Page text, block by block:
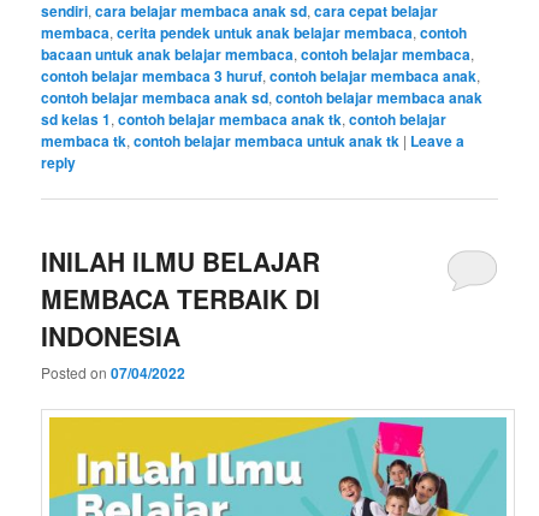
sendiri,cara belajar membaca anak sd,cara cepat belajar
membaca,cerita pendek untuk anak belajar membaca,contoh
bacaan untuk anak belajar membaca,contoh belajar membaca,
contoh belajar membaca 3 huruf,contoh belajar membaca anak,
contoh belajar membaca anak sd,contoh belajar membaca anak
sd kelas 1,contoh belajar membaca anak tk,contoh belajar
membaca tk,contoh belajar membaca untuk anak tk | Leave a
reply
INILAH ILMU BELAJAR
MEMBACA TERBAIK DI
INDONESIA
Posted on07/04/2022